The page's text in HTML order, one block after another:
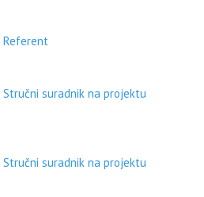
Referent
Stručni suradnik na projektu
Stručni suradnik na projektu